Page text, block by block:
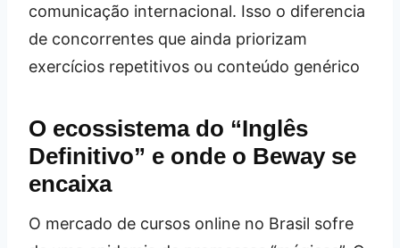
comunicação internacional. Isso o diferencia
de concorrentes que ainda priorizam
exercícios repetitivos ou conteúdo genérico
O ecossistema do “Inglês
Definitivo” e onde o Beway se
encaixa
O mercado de cursos online no Brasil sofre